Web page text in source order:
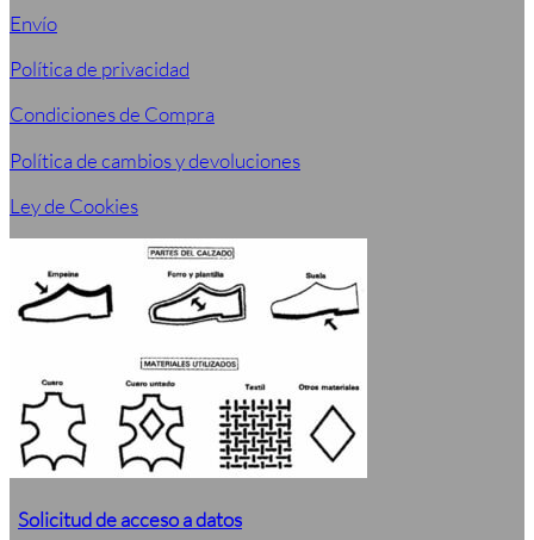
Envío
Política de privacidad
Condiciones de Compra
Política de cambios y devoluciones
Ley de Cookies
Solicitud de acceso a datos